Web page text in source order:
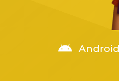
Android